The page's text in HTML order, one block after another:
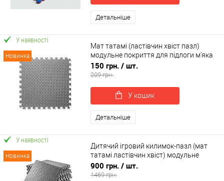
Детальніше
Новинка
У наявності
Мат татамі (ластівчин хвіст пазл)
модульне покриття для підлоги м'яка
підлога EVA OSPORT 60 х 60 х 1см (OF-
0313)
150 грн. / шт.
209 грн.
У кошик
Детальніше
Новинка
У наявності
Дитячий ігровий килимок-пазл (мат
татамі ластівчин хвіст) модульне
покриття для підлоги 6шт EVA OSPORT
(OF-0311)
900 грн. / шт.
1469 грн.